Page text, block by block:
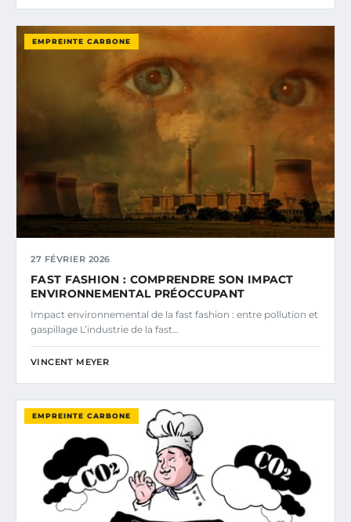
EMPREINTE CARBONE
27 FÉVRIER 2026
FAST FASHION : COMPRENDRE SON IMPACT
ENVIRONNEMENTAL PRÉOCCUPANT
Impact environnemental de la fast fashion : entre pollution et
gaspillage L’industrie de la fast…
VINCENT MEYER
EMPREINTE CARBONE